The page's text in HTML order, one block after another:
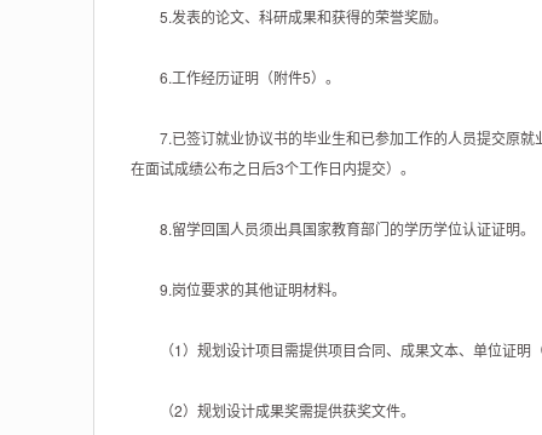
5.发表的论文、科研成果和获得的荣誉奖励。
6.工作经历证明（附件5）。
7.已签订就业协议书的毕业生和已参加工作的人员提交原就
在面试成绩公布之日后3个工作日内提交）。
8.留学回国人员须出具国家教育部门的学历学位认证证明。
9.岗位要求的其他证明材料。
（1）规划设计项目需提供项目合同、成果文本、单位证明
（2）规划设计成果奖需提供获奖文件。